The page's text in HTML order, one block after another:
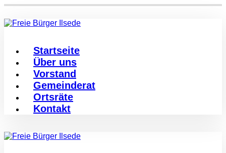
Startseite
Über uns
Vorstand
Gemeinderat
Ortsräte
Kontakt